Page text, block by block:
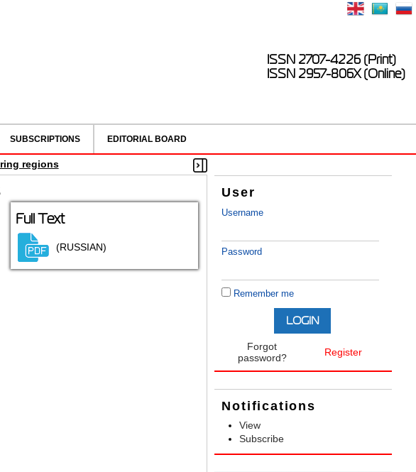
ISSN 2707-4226 (Print)
ISSN 2957-806X (Online)
SUBSCRIPTIONS EDITORIAL BOARD
User
Username
Password
Remember me
Forgot
password?
Register
Notifications
View
Subscribe
regions
Full Text
(RUSSIAN)